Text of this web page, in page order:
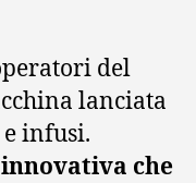
del
lanciata
infusi.
innovativa che